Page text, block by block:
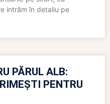
intrăm în detaliu pe
PĂRUL ALB:
PENTRU